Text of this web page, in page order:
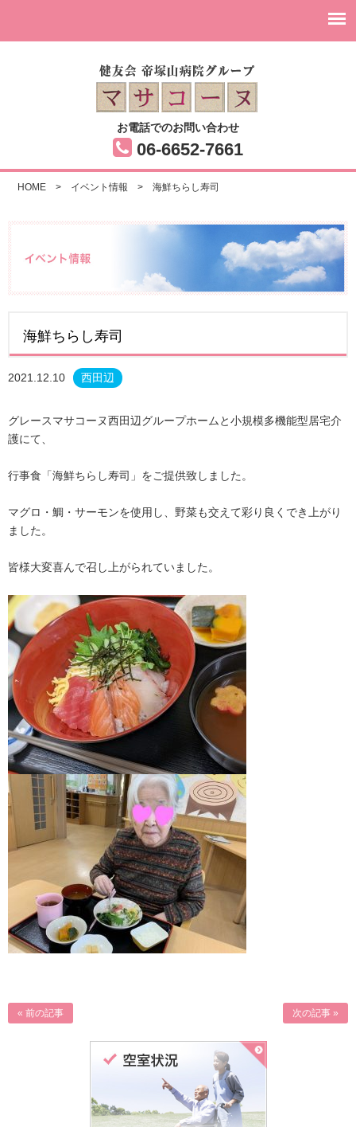
お電話でのお問い合わせ
06-6652-7661
HOME > イベント情報 > 海鮮ちらし寿司
海鮮ちらし寿司
2021.12.10 西田辺
グレースマサコーヌ西田辺グループホームと小規模多機能型居宅介
護にて、
行事食「海鮮ちらし寿司」をご提供致しました。
マグロ・鯛・サーモンを使用し、野菜も交えて彩り良くでき上がり
ました。
皆様大変喜んで召し上がられていました。
« 前の記事 次の記事 »